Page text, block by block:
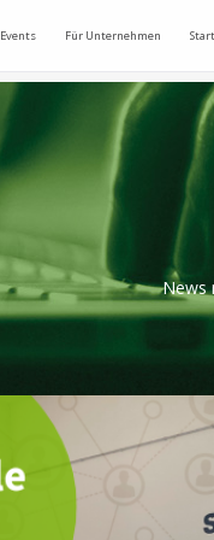
Events Für Unternehmen
News